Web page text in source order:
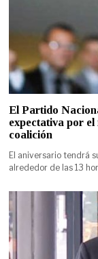
El Partido
expectativa por
coalición
El aniversario tendrá
alrededor de las 13